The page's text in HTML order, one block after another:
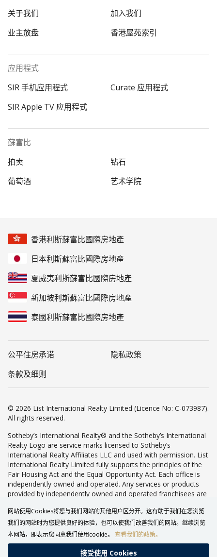
关于我们
加入我们
业主放盘
香港屋苑索引
应用程式
SIR 手机应用程式
Curate 应用程式
SIR Apple TV 应用程式
蘇富比
拍卖
钻石
葡萄酒
艺术学院
香港利斯蘇富比國際房地產
日本利斯蘇富比國際房地產
夏威夷利斯蘇富比國際房地產
新加坡利斯蘇富比國際房地產
泰國利斯蘇富比國際房地產
公平住房承诺
隐私政策
条款及细则
© 2026 List International Realty Limited (Licence No: C-073987).
All rights reserved.
Sotheby’s International Realty® and the Sotheby’s International
Realty Logo are service marks licensed to Sotheby’s
International Realty Affiliates LLC and used with permission. List
International Realty Limited fully supports the principles of the
Fair Housing Act and the Equal Opportunity Act. Each office is
independently owned and operated. Any services or products
provided by independently owned and operated franchisees are
International Realty Affiliates LLC nor any of its affiliated
companies.
网站使用Cookies将您与我们网站的其他用户区分开。这有助于我们在您浏览
我们的网站时为您提供良好的体验，也可以使我们改善我们的网站。继续浏览
本网站，即表示您同意我们使用cookie。 查看我们的政策。
接受使⽤ Cookies